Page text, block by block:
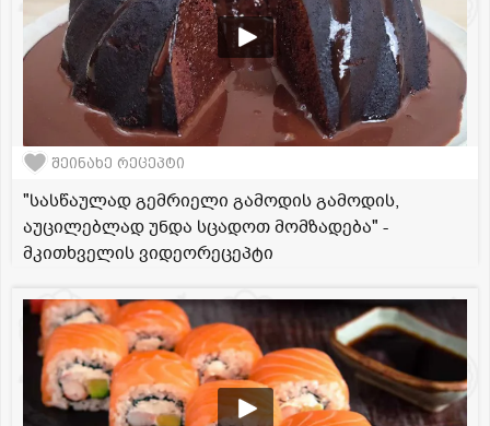
შეინახე რეცეპტი
"სასწაულად გემრიელი გამოდის გამოდის,
აუცილებლად უნდა სცადოთ მომზადება" -
მკითხველის ვიდეორეცეპტი